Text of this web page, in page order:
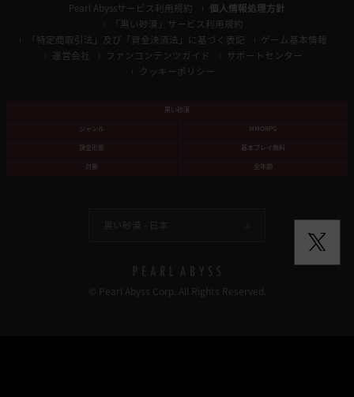
Pearl Abyssサービス利用規約
個人情報処理方針
「黒い砂漠」サービス利用規約
「特定商取引法」及び「資金決済法」に基づく表記
ゲーム基本情報
運営会社
ファンコンテンツガイド
サポートセンター
クッキーポリシー
黒い砂漠
ジャンル
MMORPG
課金形態
基本プレイ無料
対象
全年齢
黒い砂漠 - 日本
© Pearl Abyss Corp. All Rights Reserved.